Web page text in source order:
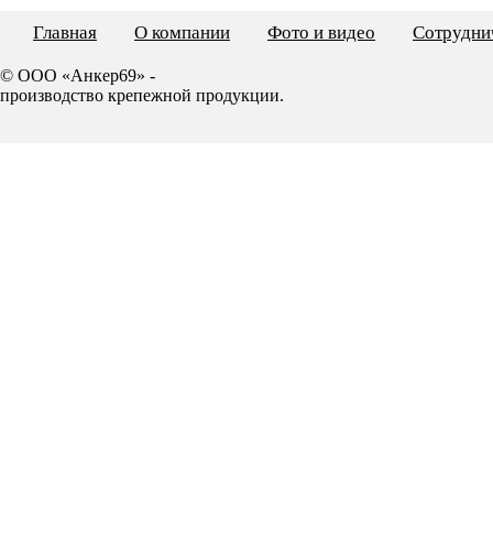
Главная О компании Фото и видео
© ООО «Анкер69» -
производство крепежной продукции.